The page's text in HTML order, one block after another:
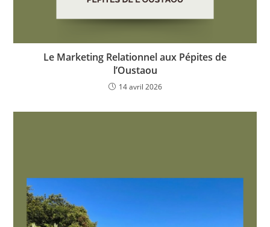
​Le Marketing Relationnel aux Pépites de
l’Oustaou
14 avril 2026